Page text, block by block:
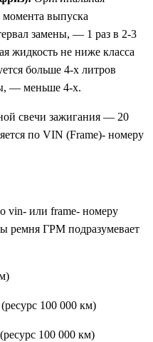
выпуска
замены, — 1 раз в 2-3
жидкость не ниже класса
больше 4-х литров
— меньше 4-х.
свечи зажигания — 20
по VIN (Frame)- номеру
vin- или frame- номеру
ремня ГРМ подразумевает
100 000 км)
100 000 км)